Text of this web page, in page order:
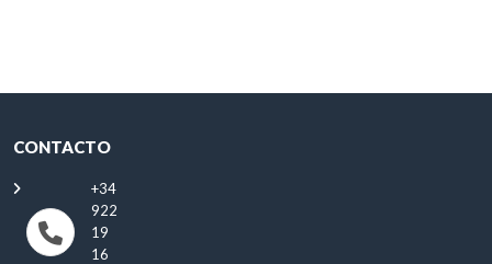
CONTACTO
+34
922
19
16